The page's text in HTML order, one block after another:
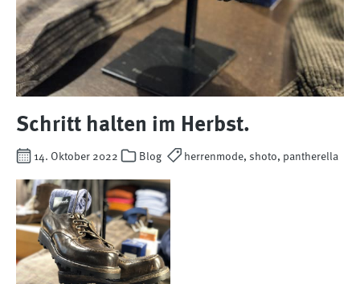
Schritt halten im Herbst.
14. Oktober 2022 Blog herrenmode, shoto, pantherella